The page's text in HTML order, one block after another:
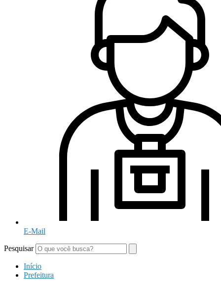
E-Mail
Pesquisar
Início
Prefeitura